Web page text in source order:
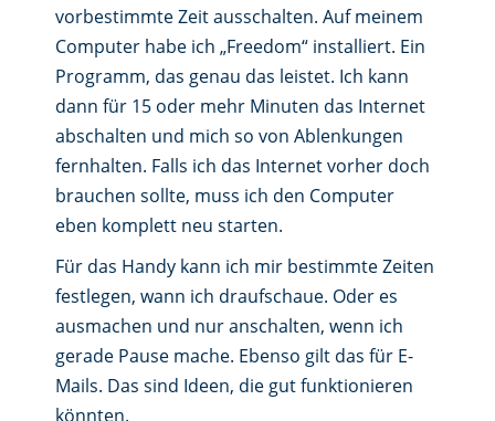
vorbestimmte Zeit ausschalten. Auf meinem
Computer habe ich „Freedom“ installiert. Ein
Programm, das genau das leistet. Ich kann
dann für 15 oder mehr Minuten das Internet
abschalten und mich so von Ablenkungen
fernhalten. Falls ich das Internet vorher doch
brauchen sollte, muss ich den Computer
eben komplett neu starten.
Für das Handy kann ich mir bestimmte Zeiten
festlegen, wann ich draufschaue. Oder es
ausmachen und nur anschalten, wenn ich
gerade Pause mache. Ebenso gilt das für E-
Mails. Das sind Ideen, die gut funktionieren
könnten.